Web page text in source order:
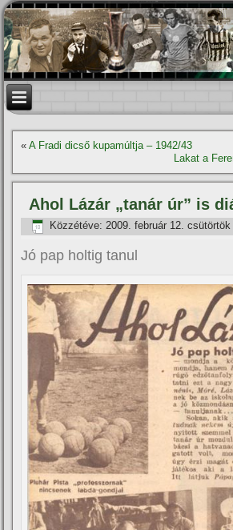
«A Fradi dicső kupamúltja – 1942/43
Lakat a
Ahol Lázár „tanár úr” is
Közzétéve: 2009. február 12. csütörtök
Jó pap holtig tanul